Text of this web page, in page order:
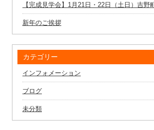
【完成見学会】1月21日・22日（土日）吉野
新年のご挨拶
カテゴリー
インフォメーション
ブログ
未分類